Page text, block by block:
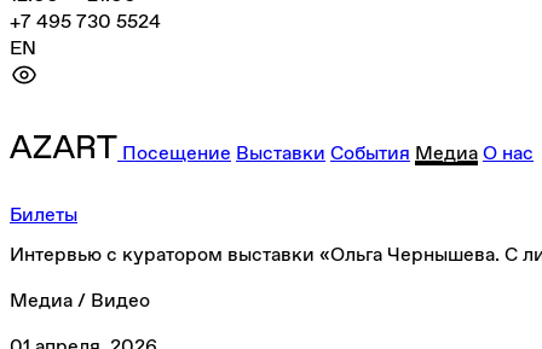
+7 495 730 5524
EN
Посещение Выставки События МедиаО нас
Билеты
Интервью с куратором выставки «Ольга Чернышева. С
Медиа / Видео